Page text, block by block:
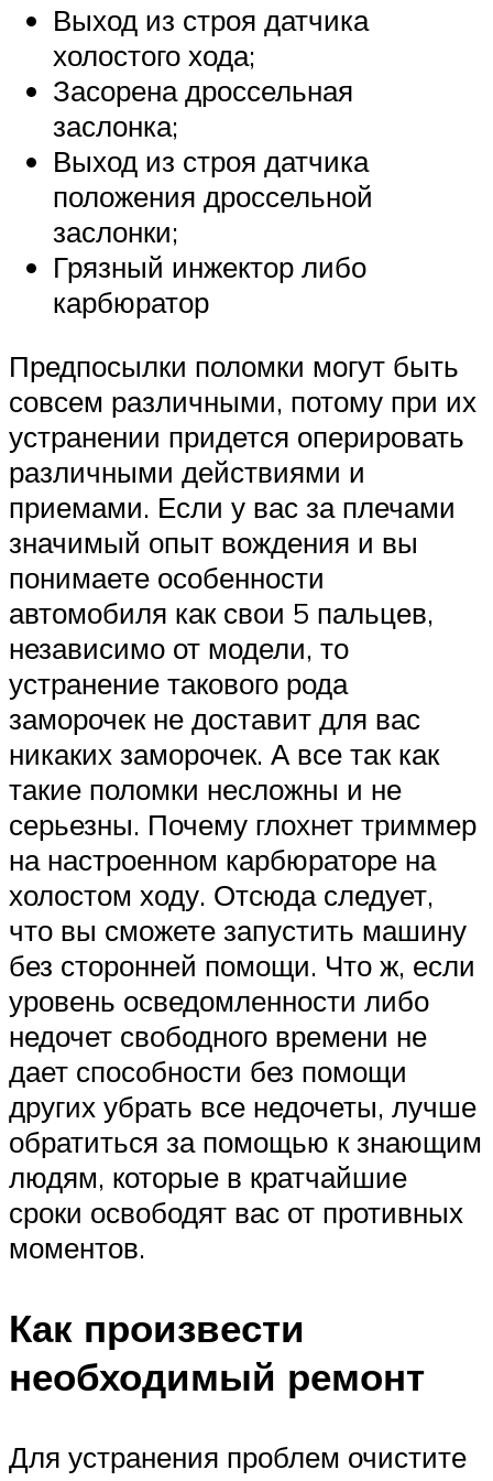
Выход из строя датчика
холостого хода;
Засорена дроссельная
заслонка;
Выход из строя датчика
положения дроссельной
заслонки;
Грязный инжектор либо
карбюратор
Предпосылки поломки могут быть
совсем различными, потому при их
устранении придется оперировать
различными действиями и
приемами. Если у вас за плечами
значимый опыт вождения и вы
понимаете особенности
автомобиля как свои 5 пальцев,
независимо от модели, то
устранение такового рода
заморочек не доставит для вас
никаких заморочек. А все так как
такие поломки несложны и не
серьезны. Почему глохнет триммер
на настроенном карбюраторе на
холостом ходу. Отсюда следует,
что вы сможете запустить машину
без сторонней помощи. Что ж, если
уровень осведомленности либо
недочет свободного времени не
дает способности без помощи
других убрать все недочеты, лучше
обратиться за помощью к знающим
людям, которые в кратчайшие
сроки освободят вас от противных
моментов.
Как произвести
необходимый ремонт
Для устранения проблем очистите